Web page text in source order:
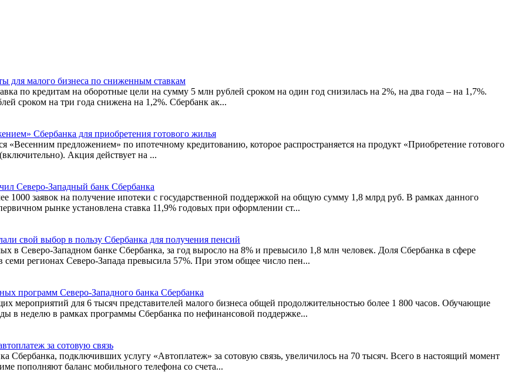
для малого бизнеса по сниженным ставкам
по кредитам на оборотные цели на сумму 5 млн рублей сроком на один год снизилась на 2%, на два года – на 1,7%.
сроком на три года снижена на 1,2%. Сбербанк ак...
Сбербанка для приобретения готового жилья
«Весенним предложением» по ипотечному кредитованию, которое распространяется на продукт «Приобретение готового
Акция действует на ...
Северо-Западный банк Сбербанка
заявок на получение ипотеки с государственной поддержкой на общую сумму 1,8 млрд руб. В рамках данного
рынке установлена ставка 11,9% годовых при оформлении ст...
свой выбор в пользу Сбербанка для получения пенсий
в Северо-Западном банке Сбербанка, за год выросло на 8% и превысило 1,8 млн человек. Доля Сбербанка в сфере
регионах Северо-Запада превысила 57%. При этом общее число пен...
программ Северо-Западного банка Сбербанка
мероприятий для 6 тысяч представителей малого бизнеса общей продолжительностью более 1 800 часов. Обучающие
в неделю в рамках программы Сбербанка по нефинансовой поддержке...
за сотовую связь
Сбербанка, подключивших услугу «Автоплатеж» за сотовую связь, увеличилось на 70 тысяч. Всего в настоящий момент
пополняют баланс мобильного телефона со счета...